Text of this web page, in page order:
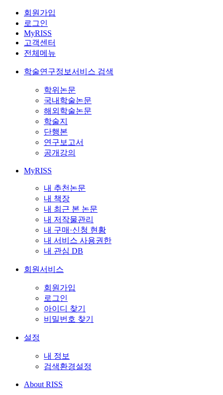
회원가입
로그인
MyRISS
고객센터
전체메뉴
학술연구정보서비스 검색
학위논문
국내학술논문
해외학술논문
학술지
단행본
연구보고서
공개강의
MyRISS
내 추천논문
내 책장
내 최근 본 논문
내 저작물관리
내 구매·신청 현황
내 서비스 사용권한
내 관심 DB
회원서비스
회원가입
로그인
아이디 찾기
비밀번호 찾기
설정
내 정보
검색환경설정
About RISS